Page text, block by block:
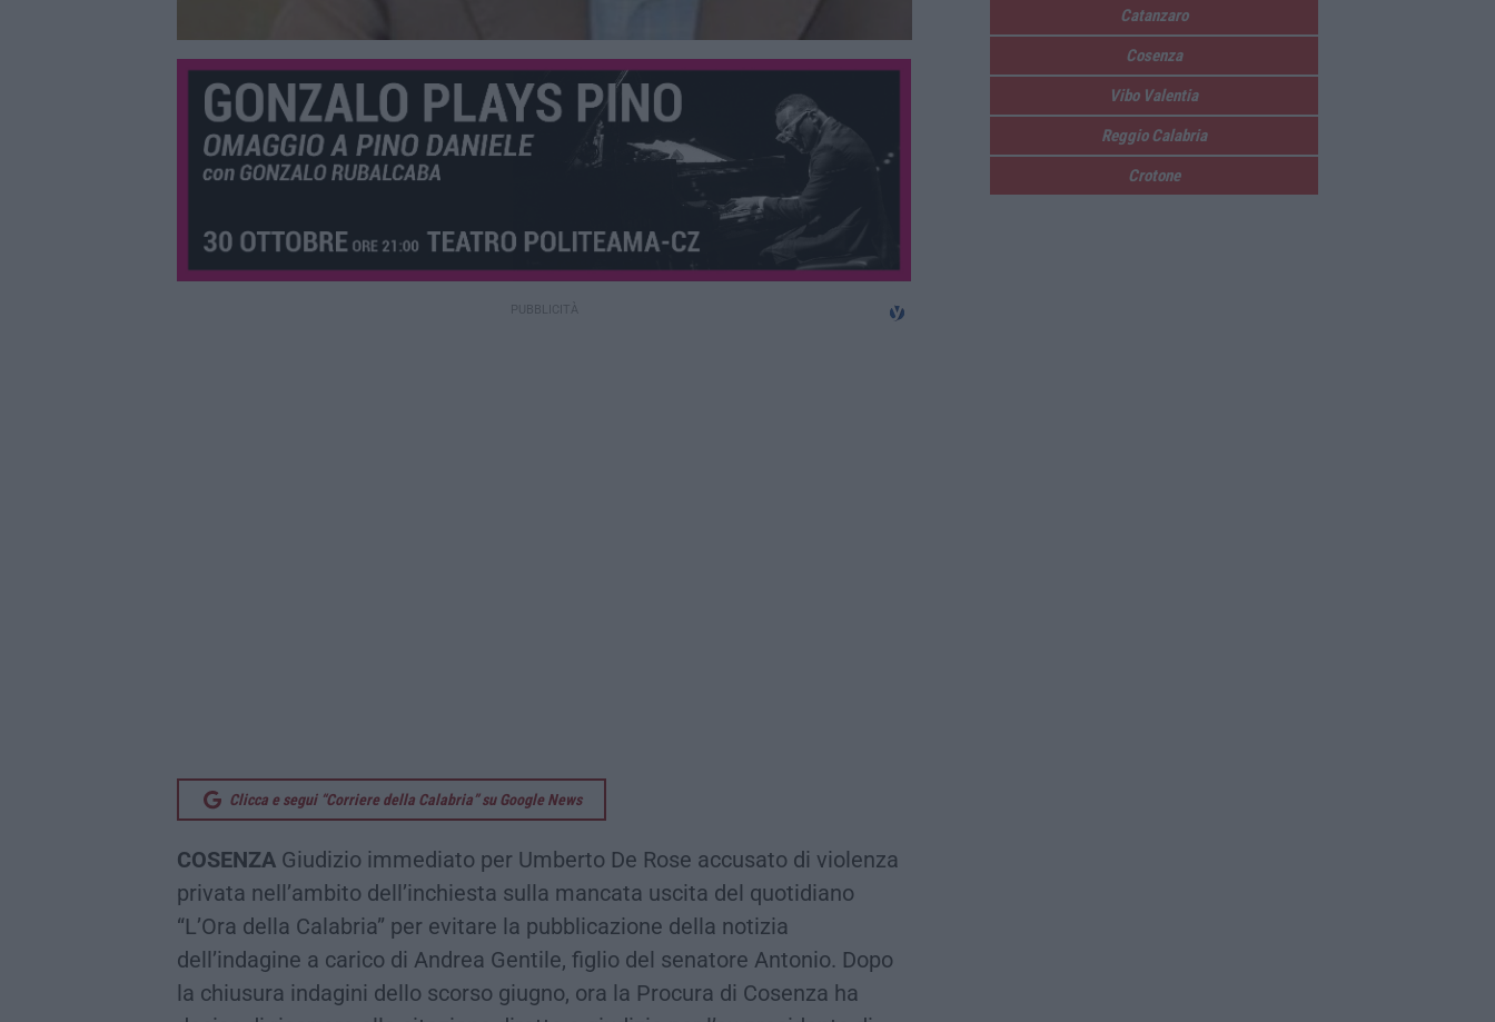
Clicca e segui “Corriere della Calabria” su Google News
COSENZA Giudizio immediato per Umberto De Rose accusato di violenza
privata nell’ambito dell’inchiesta sulla mancata uscita del quotidiano
“L’Ora della Calabria” per evitare la pubblicazione della notizia
dell’indagine a carico di Andrea Gentile, figlio del senatore Antonio. Dopo
la chiusura indagini dello scorso giugno, ora la Procura di Cosenza ha
Catanzaro
Cosenza
Vibo Valentia
Reggio Calabria
Crotone